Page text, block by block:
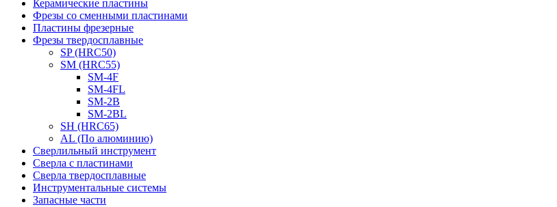
Керамические пластины
Фрезы со сменными пластинами
Пластины фрезерные
Фрезы твердосплавные
SP (HRC50)
SM (HRC55)
SM-4F
SM-4FL
SM-2B
SM-2BL
SH (HRC65)
AL (По алюминию)
Сверлильный инструмент
Сверла с пластинами
Сверла твердосплавные
Инструментальные системы
Запасные части